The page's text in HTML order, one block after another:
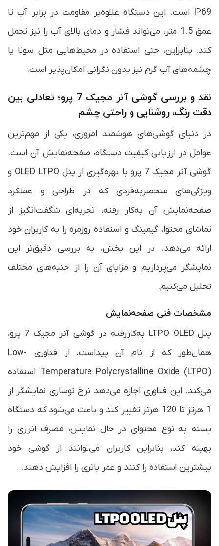
IP69 است. این دستگاه علاوه‌بر مقاومت در برابر آب تا
عمق 1.5 متر، می‌تواند فشار و دمای بالای آب را نیز تحمل
کند. بنابراین، حتی استفاده در محیط‌هایی مثل سونا یا
چشمه‌های آب گرم نیز بدون نگرانی امکان‌پذیر است.
نقد و بررسی گوشی آنر مجیک 7 پرو؛ تعادلی بین
دقت رنگ، روشنایی و راحتی چشم
در دنیای گوشی‌های هوشمند امروزی، یکی از مهم‌ترین
عوامل در ارزیابی کیفیت دستگاه، صفحه‌نمایش آن است.
گوشی آنر مجیک 7 پرو با بهره‌گیری از پنل OLED LTPO و
ویژگی‌های منحصربه‌فردی که در طراحی و عملکرد
صفحه‌نمایش آن به‌کار رفته، تجربه‌ای شگفت‌انگیز از
تماشای محتوا، گیمینگ و استفاده روزمره را به کاربران خود
ارائه می‌دهد. در این بخش، به بررسی دقیق‌تر این
نمایشگر می‌پردازیم و مزایای آن را از جنبه‌های مختلف
تحلیل می‌کنیم.
مشخصات فنی صفحه‌نمایش
پنل LTPO OLED به‌کاررفته در گوشی آنر مجیک 7 پرو،
همان‌طور که از نام آن پیداست، از فناوری Low-
Temperature Polycrystalline Oxide (LTPO) استفاده
می‌کند. این فناوری اجازه می‌دهد نرخ نوسازی نمایشگر از
1 هرتز تا 120 هرتز تغییر کند و باعث می‌شود که دستگاه
بسته به نوع محتوای در حال نمایش، مصرف انرژی را
بهینه کند، بنابراین کاربران می‌توانند از گوشی خود
بیشترین استفاده را کنند و عمر باتری را افزایش دهند.